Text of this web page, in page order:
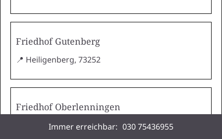
Friedhof Gutenberg
📍 Heiligenberg, 73252
Friedhof Oberlenningen
📍 Hohe Steige 6, 73252
Immer erreichbar: 030 75436955